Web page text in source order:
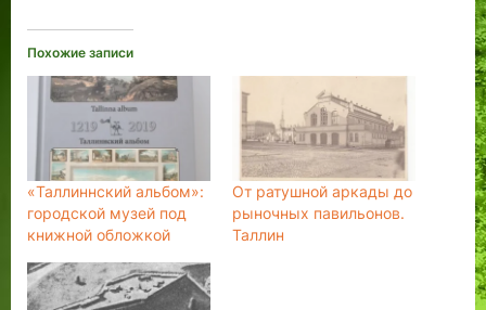
Похожие записи
«Таллиннский альбом»:
городской музей под
книжной обложкой
От ратушной аркады до
рыночных павильонов.
Таллин